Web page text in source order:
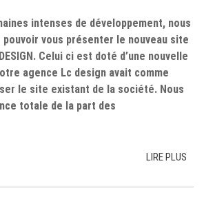
intenses de développement, nous
pouvoir vous présenter le nouveau site
Celui ci est doté d’une nouvelle
agence Lc design avait comme
le site existant de la société. Nous
totale de la part des
LIRE PLUS